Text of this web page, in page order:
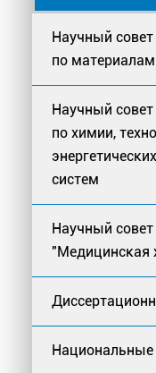
Научный
по
Научный
по химии,
систем
Научный
"Медицинская
Национальные